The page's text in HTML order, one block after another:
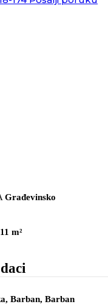
Građevinsko
m²
Barban, Barban